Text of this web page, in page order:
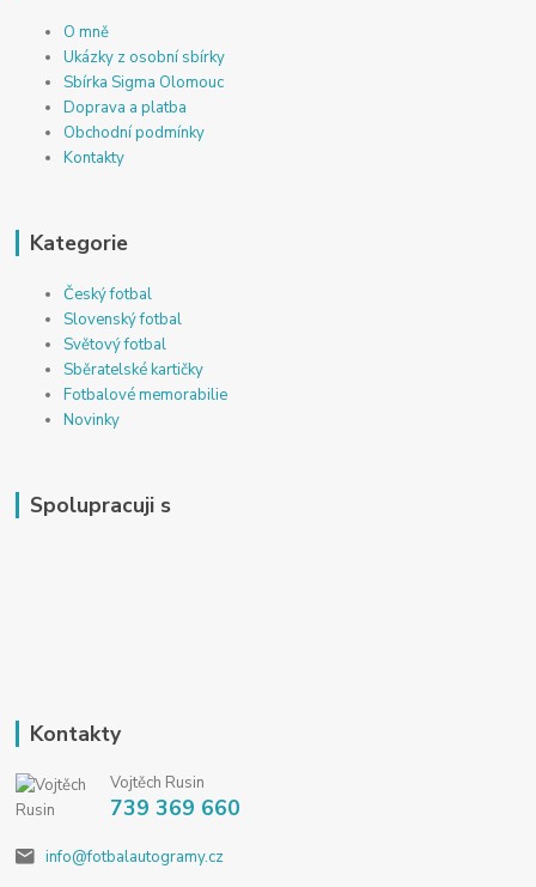
O mně
Ukázky z osobní sbírky
Sbírka Sigma Olomouc
Doprava a platba
Obchodní podmínky
Kontakty
Kategorie
Český fotbal
Slovenský fotbal
Světový fotbal
Sběratelské kartičky
Fotbalové memorabilie
Novinky
Spolupracuji s
Kontakty
Vojtěch Rusin
739 369 660
info@fotbalautogramy.cz